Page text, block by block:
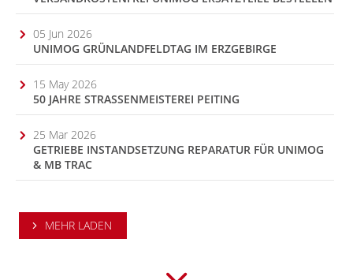
05 Jun 2026
UNIMOG GRÜNLANDFELDTAG IM ERZGEBIRGE
15 May 2026
50 JAHRE STRASSENMEISTEREI PEITING
25 Mar 2026
GETRIEBE INSTANDSETZUNG REPARATUR FÜR UNIMOG
& MB TRAC
MEHR LADEN